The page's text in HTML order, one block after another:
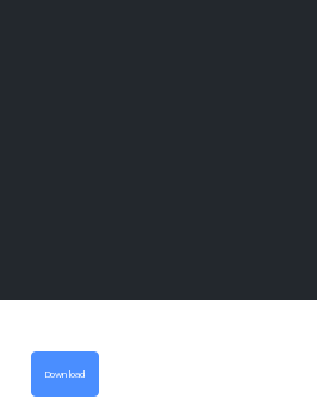
Download